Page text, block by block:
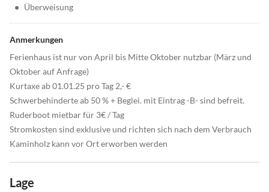
• Überweisung
Anmerkungen
Ferienhaus ist nur von April bis Mitte Oktober nutzbar (März und
Oktober auf Anfrage)
Kurtaxe ab 01.01.25 pro Tag 2,- €
Schwerbehinderte ab 50 % + Beglei. mit Eintrag -B- sind befreit.
Ruderboot mietbar für 3€ / Tag
Stromkosten sind exklusive und richten sich nach dem Verbrauch
Kaminholz kann vor Ort erworben werden
Lage